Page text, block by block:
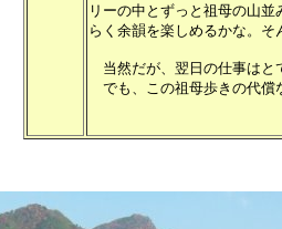
リーの中とずっと祖母の山
らく余韻を楽しめるかな。
当然だが、翌日の仕事はと
でも、この祖母歩きの代償